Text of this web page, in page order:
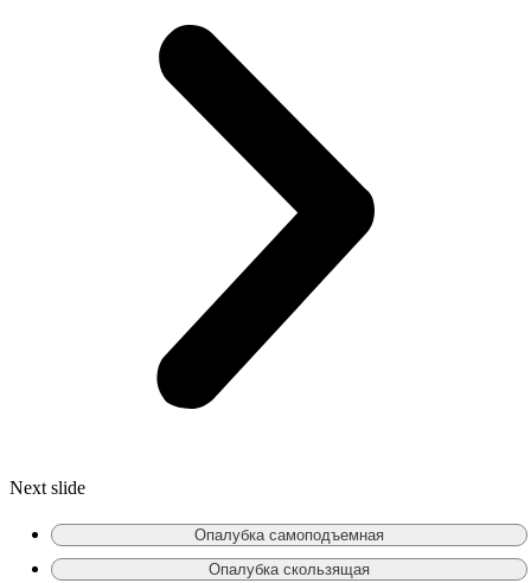
Next slide
Опалубка самоподъемная
Опалубка скользящая